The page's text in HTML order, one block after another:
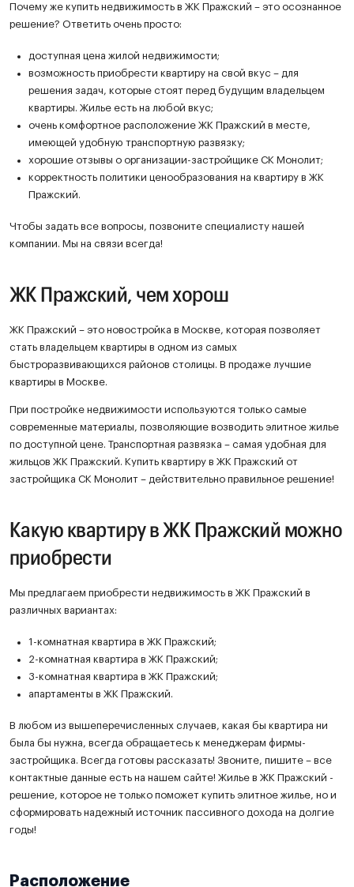
Почему же купить недвижимость в ЖК Пражский – это осознанное
решение? Ответить очень просто:
доступная цена жилой недвижимости;
возможность приобрести квартиру на свой вкус – для
решения задач, которые стоят перед будущим владельцем
квартиры. Жилье есть на любой вкус;
очень комфортное расположение ЖК Пражский в месте,
имеющей удобную транспортную развязку;
хорошие отзывы о организации-застройщике СК Монолит;
корректность политики ценообразования на квартиру в ЖК
Пражский.
Чтобы задать все вопросы, позвоните специалисту нашей
компании. Мы на связи всегда!
ЖК Пражский, чем хорош
ЖК Пражский – это новостройка в Москве, которая позволяет
стать владельцем квартиры в одном из самых
быстроразвивающихся районов столицы. В продаже лучшие
квартиры в Москве.
При постройке недвижимости используются только самые
современные материалы, позволяющие возводить элитное жилье
по доступной цене. Транспортная развязка – самая удобная для
жильцов ЖК Пражский. Купить квартиру в ЖК Пражский от
застройщика СК Монолит – действительно правильное решение!
Какую квартиру в ЖК Пражский можно
приобрести
Мы предлагаем приобрести недвижимость в ЖК Пражский в
различных вариантах:
1-комнатная квартира в ЖК Пражский;
2-комнатная квартира в ЖК Пражский;
3-комнатная квартира в ЖК Пражский;
апартаменты в ЖК Пражский.
В любом из вышеперечисленных случаев, какая бы квартира ни
была бы нужна, всегда обращаетесь к менеджерам фирмы-
застройщика. Всегда готовы рассказать! Звоните, пишите – все
контактные данные есть на нашем сайте! Жилье в ЖК Пражский -
решение, которое не только поможет купить элитное жилье, но и
сформировать надежный источник пассивного дохода на долгие
годы!
Расположение